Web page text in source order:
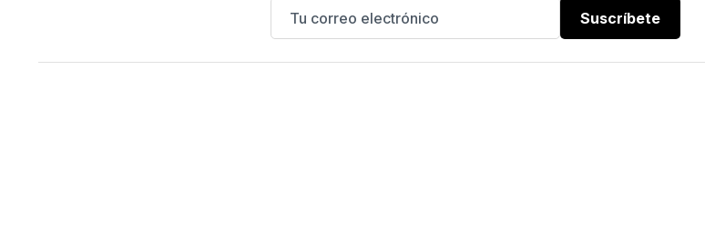
Suscríbete